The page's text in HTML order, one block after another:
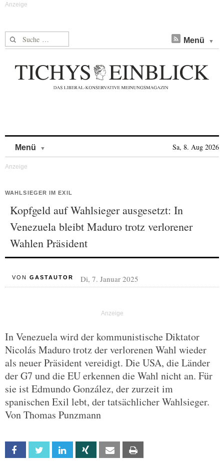
Suche nach: Menü
Menü Sa, 8. Aug 2026
WAHLSIEGER IM EXIL
Kopfgeld auf Wahlsieger ausgesetzt: In
Venezuela bleibt Maduro trotz verlorener
Wahlen Präsident
VON GASTAUTOR Di, 7. Januar 2025
In Venezuela wird der kommunistische Diktator
Nicolás Maduro trotz der verlorenen Wahl wieder
als neuer Präsident vereidigt. Die USA, die Länder
der G7 und die EU erkennen die Wahl nicht an. Für
sie ist Edmundo González, der zurzeit im
spanischen Exil lebt, der tatsächlicher Wahlsieger.
Von Thomas Punzmann
Facebook Twitter Linkedin Xing Email